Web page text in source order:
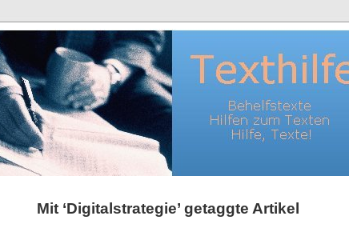
Mit ‘Digitalstrategie’ getaggte Artikel